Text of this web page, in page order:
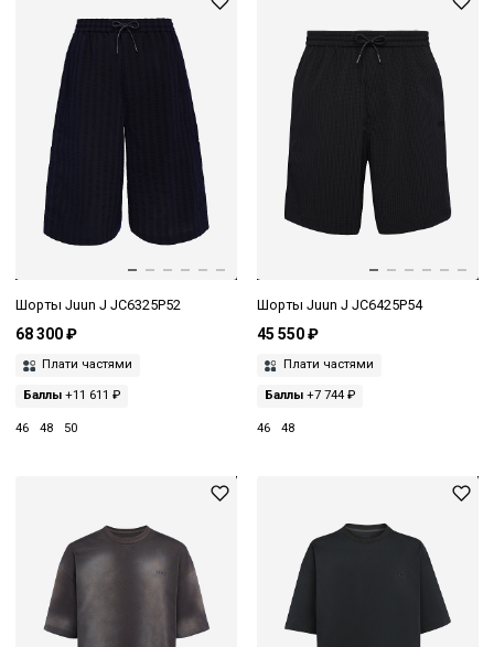
Шорты Juun J JC6325P52
68 300 ₽
Плати частями
Баллы +11 611 ₽
46 48 50
Шорты Juun J JC6425P54
45 550 ₽
Плати частями
Баллы+7 744 ₽
46 48